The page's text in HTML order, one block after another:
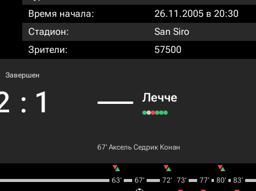
Время начала:
26.11.2005 в 20:30
Стадион:
San Siro
Зрители:
57500
Завершен
: 1 Лечче
67‎’‎ Аксель Седрик Конан
63‎’‎ 67‎’‎ 72‎’‎ 73‎’‎ 77‎’‎ 80‎’‎ 83‎’‎